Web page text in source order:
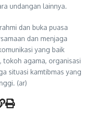
undangan lainnya.
dan buka puasa
dan menjaga
yang baik
tokoh agama, organisasi
situasi kamtibmas yang
(ar)